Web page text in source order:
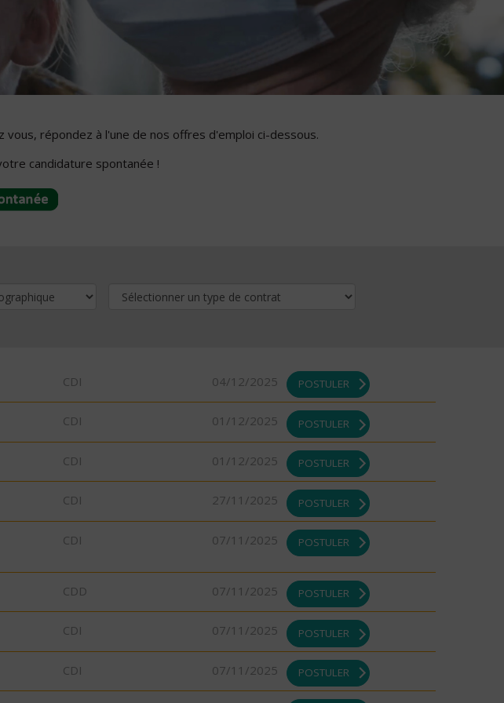
répondez à l'une de nos offres d'emploi ci-dessous.
candidature spontanée !
CDI 04/12/2025 POSTULER
CDI 01/12/2025 POSTULER
CDI 01/12/2025 POSTULER
CDI 27/11/2025 POSTULER
CDI 07/11/2025 POSTULER
CDD 07/11/2025 POSTULER
CDI 07/11/2025 POSTULER
CDI 07/11/2025 POSTULER